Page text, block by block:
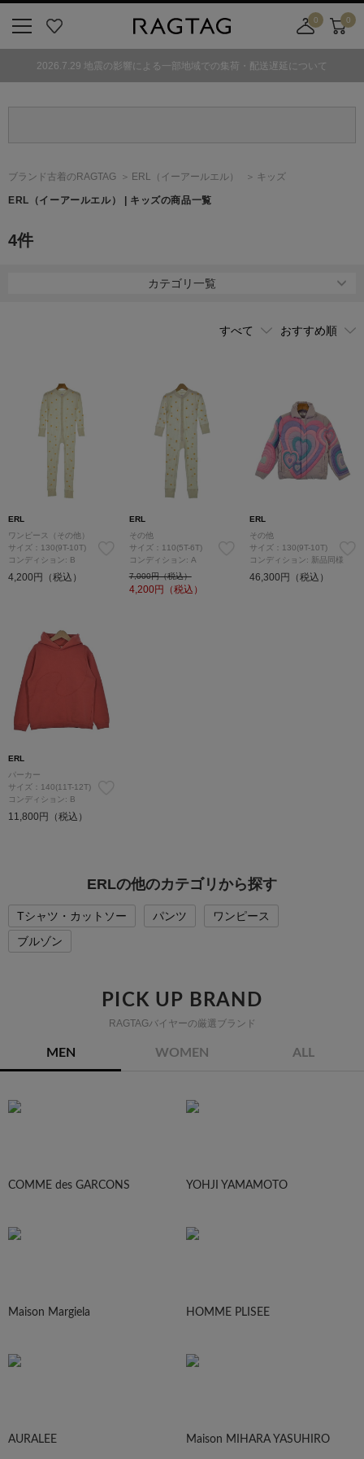
気
0
舗
カ
0
2026.7.29 地震の影響による一部地域での集荷・配送遅延について
ブランド古着のRAGTAG ERL （イーアールエル） キッズ
ERL （イーアールエル） | キッズの商品一覧
4件
カテゴリ一覧
ERL
ワンピース（その他）
サイズ：130(9T-10T)
コンディション: B
4,200円（税込）
ERL
その他
サイズ：110(5T-6T)
コンディション: A
7,000円（税込）
4,200円（税込）
ERL
その他
サイズ：130(9T-10T)
コンディション: 新品同様
46,300円（税込）
ERL
パーカー
サイズ：140(11T-12T)
コンディション: B
11,800円（税込）
ERLの他のカテゴリから探す
Tシャツ・カットソー パンツ
ワンピース
ブルゾン
PICK UP BRAND
RAGTAGバイヤーの厳選ブランド
MEN WOMEN ALL
COMME des GARCONS YOHJI YAMAMOTO
Maison Margiela HOMME PLISEE
AURALEE Maison MIHARA YASUHIRO